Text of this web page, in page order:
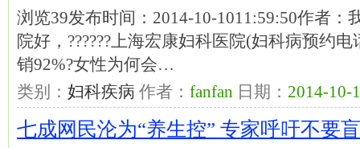
浏览39发布时间：2014-10-1011:59:50作者：
院好，??????上海宏康妇科医院(妇科病预约
销92%?女性为何会…
类别： 妇科疾病 作者： fanfan 日期： 2014-10-
七成网民沦为“养生控” 专家呼吁不要